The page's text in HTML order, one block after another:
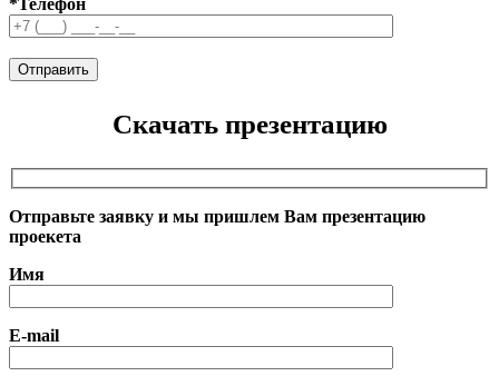
Скачать презентацию
Отправьте заявку и мы пришлем Вам презентацию
проекета
Имя
E-mail